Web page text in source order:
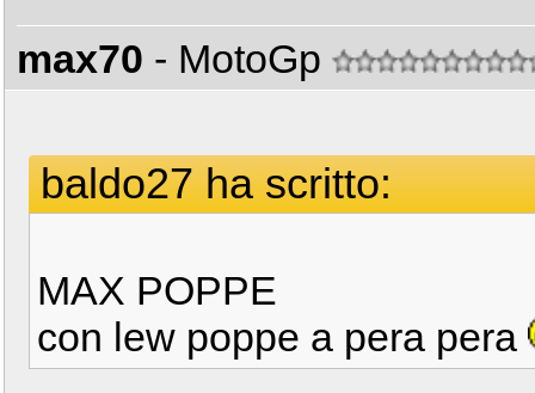
max70 - MotoGp
baldo27 ha scritto:
MAX POPPE
con lew poppe a pera pera